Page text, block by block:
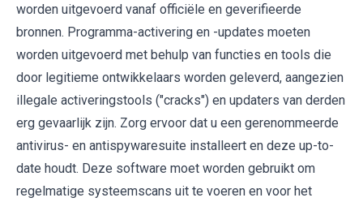
worden uitgevoerd vanaf officiële en geverifieerde
bronnen. Programma-activering en -updates moeten
worden uitgevoerd met behulp van functies en tools die
door legitieme ontwikkelaars worden geleverd, aangezien
illegale activeringstools ("cracks") en updaters van derden
erg gevaarlijk zijn. Zorg ervoor dat u een gerenommeerde
antivirus- en antispywaresuite installeert en deze up-to-
date houdt. Deze software moet worden gebruikt om
regelmatige systeemscans uit te voeren en voor het